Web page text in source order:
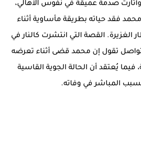
صدمة عميقة في نفوس الأهالي،
فقد حياته بطريقة مأساوية أثناء
الغزيرة. القصة التي انتشرت كالنار في
تقول إن محمد قضى أثناء تعرضه
يُعتقد أن الحالة الجوية القاسية
المباشر في وفاته.